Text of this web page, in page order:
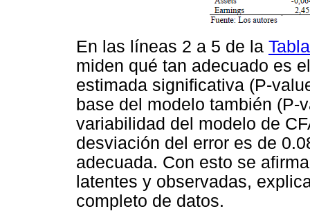
En las líneas 2 a 5 de la
miden qué tan adecuado es
estimada significativa (P-
base del modelo también (P-
variabilidad del modelo de
desviación del error es de
adecuada. Con esto se
latentes y observadas,
completo de datos.